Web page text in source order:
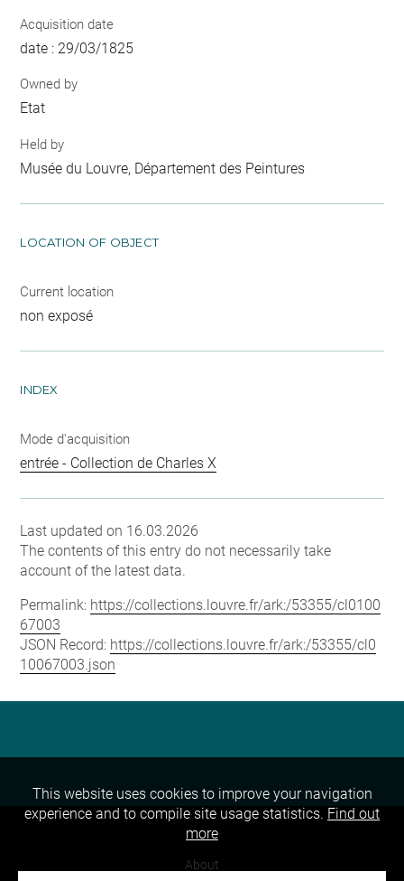
Acquisition date
date : 29/03/1825
Owned by
Etat
Held by
Musée du Louvre, Département des Peintures
LOCATION OF OBJECT
Current location
non exposé
INDEX
Mode d'acquisition
entrée - Collection de Charles X
Last updated on 16.03.2026
The contents of this entry do not necessarily take
account of the latest data.
Permalink: https://collections.louvre.fr/ark:/53355/cl0100
67003
JSON Record: https://collections.louvre.fr/ark:/53355/cl0
10067003.json
About
This website uses cookies to improve your navigation
experience and to compile site usage statistics. Find out
more